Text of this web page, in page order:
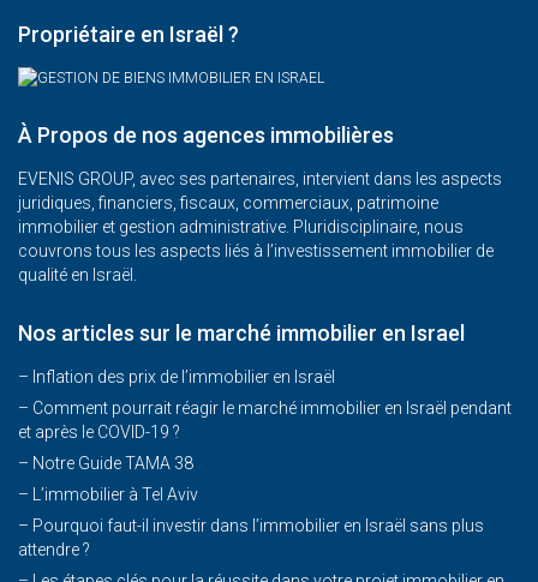
Propriétaire en Israël ?
À Propos de nos agences immobilières
EVENIS GROUP, avec ses partenaires, intervient dans les aspects
juridiques, financiers, fiscaux, commerciaux, patrimoine
immobilier et gestion administrative. Pluridisciplinaire, nous
couvrons tous les aspects liés à l’investissement immobilier de
qualité en Israël.
Nos articles sur le marché immobilier en Israel
– Inflation des prix de l’immobilier en Israël
– Comment pourrait réagir le marché immobilier en Israël pendant
et après le COVID-19 ?
– Notre Guide TAMA 38
– L’immobilier à Tel Aviv
– Pourquoi faut-il investir dans l’immobilier en Israël sans plus
attendre ?